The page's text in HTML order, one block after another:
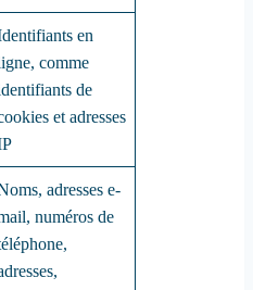
en
comme
de
et adresses
adresses e-
numéros de